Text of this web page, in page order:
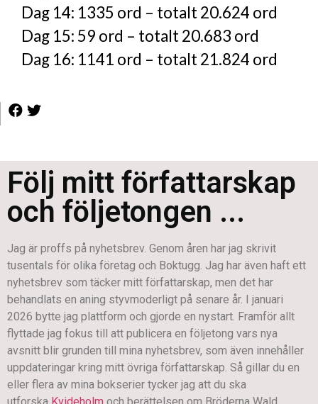
Dag 14: 1335 ord – totalt 20.624 ord
Dag 15: 59 ord – totalt 20.683 ord
Dag 16: 1141 ord – totalt 21.824 ord
Följ mitt författarskap
och följetongen ...
Jag är proffs på nyhetsbrev. Genom åren har jag skrivit
tusentals för olika företag och Boktugg. Jag har även haft ett
nyhetsbrev som täcker mitt författarskap, men det har
behandlats en aning styvmoderligt på senare år. I januari
2026 bytte jag plattform och gjorde en nystart. Framför allt
flyttade jag fokus till att publicera en följetong vars nya
avsnitt blir grunden till mina nyhetsbrev, som även innehåller
uppdateringar kring mitt övriga författarskap. Så gillar du en
eller flera av mina bokserier tycker jag att du ska